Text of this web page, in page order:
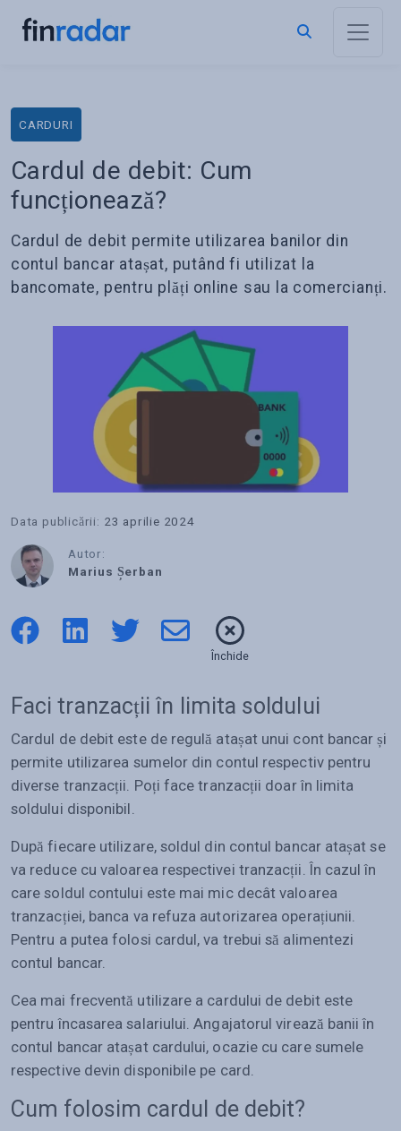
CARDURI
Cardul de debit: Cum
funcționează?
Cardul de debit permite utilizarea banilor din
contul bancar atașat, putând fi utilizat la
bancomate, pentru plăți online sau la comercianți.
Data publicării: 23 aprilie 2024
Autor:
Marius Șerban
Închide
Faci tranzacții în limita soldului
Cardul de debit este de regulă atașat unui cont bancar și
permite utilizarea sumelor din contul respectiv pentru
diverse tranzacții. Poți face tranzacții doar în limita
soldului disponibil.
După fiecare utilizare, soldul din contul bancar atașat se
va reduce cu valoarea respectivei tranzacții. În cazul în
care soldul contului este mai mic decât valoarea
tranzacției, banca va refuza autorizarea operațiunii.
Pentru a putea folosi cardul, va trebui să alimentezi
contul bancar.
Cea mai frecventă utilizare a cardului de debit este
pentru încasarea salariului. Angajatorul virează banii în
contul bancar atașat cardului, ocazie cu care sumele
respective devin disponibile pe card.
Cum folosim cardul de debit?